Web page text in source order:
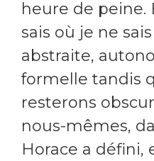
heure de peine.
sais où je ne
abstraite,
formelle tandis
resterons
nous-mêmes,
Horace a défini,